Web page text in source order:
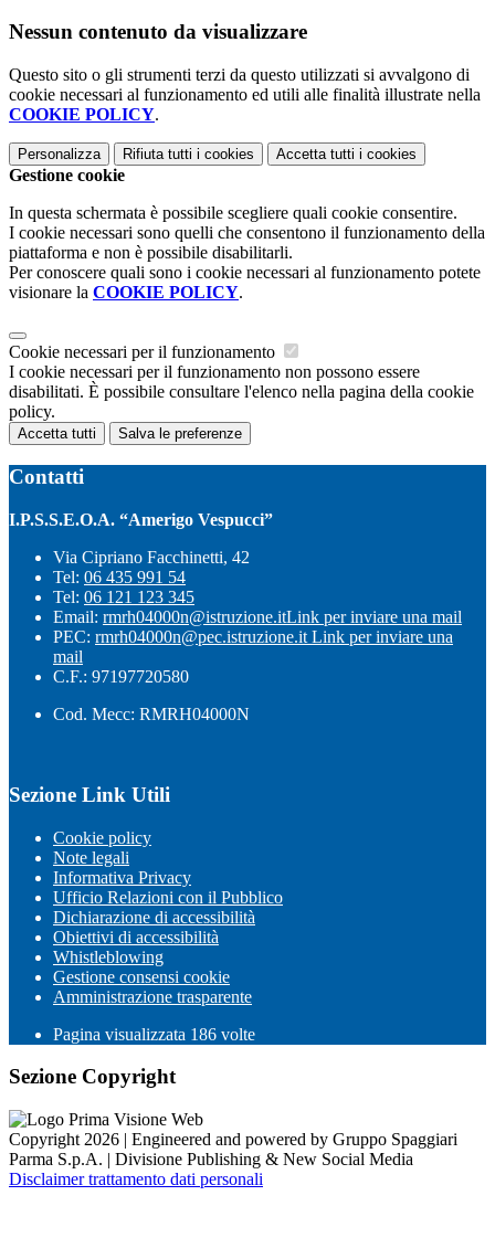
Nessun contenuto da visualizzare
Questo sito o gli strumenti terzi da questo utilizzati si avvalgono di
cookie necessari al funzionamento ed utili alle finalità illustrate nella
COOKIE POLICY.
Personalizza Rifiuta tutti i cookies Accetta tutti i cookies
Gestione cookie
In questa schermata è possibile scegliere quali cookie consentire.
I cookie necessari sono quelli che consentono il funzionamento della
piattaforma e non è possibile disabilitarli.
Per conoscere quali sono i cookie necessari al funzionamento potete
visionare la COOKIE POLICY.
Cookie necessari per il funzionamento
I cookie necessari per il funzionamento non possono essere
disabilitati. È possibile consultare l'elenco nella pagina della cookie
policy.
Accetta tutti Salva le preferenze
Contatti
I.P.S.S.E.O.A. “Amerigo Vespucci”
Via Cipriano Facchinetti, 42
Tel: 06 435 991 54
Tel: 06 121 123 345
Email: rmrh04000n@istruzione.itLink per inviare una mail
PEC: rmrh04000n@pec.istruzione.it Link per inviare una
mail
C.F.: 97197720580
Cod. Mecc: RMRH04000N
Sezione Link Utili
Cookie policy
Note legali
Informativa Privacy
Ufficio Relazioni con il Pubblico
Dichiarazione di accessibilità
Obiettivi di accessibilità
Whistleblowing
Gestione consensi cookie
Amministrazione trasparente
Pagina visualizzata 186 volte
Sezione Copyright
Copyright 2026 | Engineered and powered by Gruppo Spaggiari
Parma S.p.A. | Divisione Publishing & New Social Media
Disclaimer trattamento dati personali